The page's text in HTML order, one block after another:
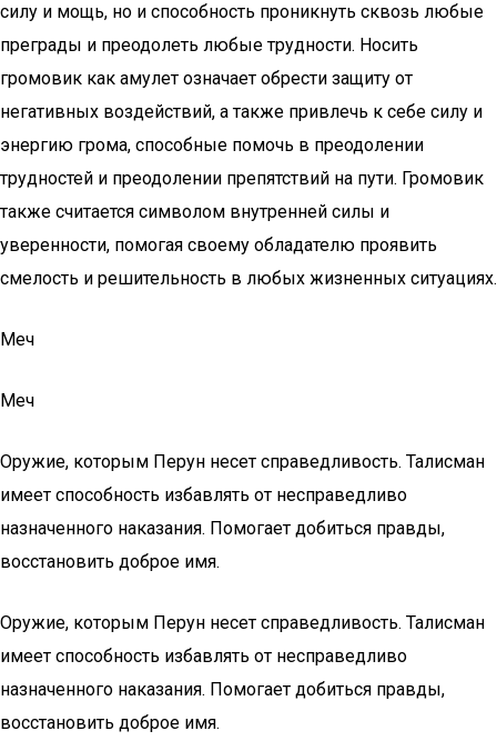
силу и мощь, но и способность проникнуть сквозь любые
преграды и преодолеть любые трудности. Носить
громовик как амулет означает обрести защиту от
негативных воздействий, а также привлечь к себе силу и
энергию грома, способные помочь в преодолении
трудностей и преодолении препятствий на пути. Громовик
также считается символом внутренней силы и
уверенности, помогая своему обладателю проявить
смелость и решительность в любых жизненных ситуациях.
Меч
Меч
Оружие, которым Перун несет справедливость. Талисман
имеет способность избавлять от несправедливо
назначенного наказания. Помогает добиться правды,
восстановить доброе имя.
Оружие, которым Перун несет справедливость. Талисман
имеет способность избавлять от несправедливо
назначенного наказания. Помогает добиться правды,
восстановить доброе имя.